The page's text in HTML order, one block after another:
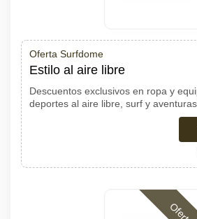
Oferta Surfdome
Estilo al aire libre
Descuentos exclusivos en ropa y
deportes al aire libre, surf y